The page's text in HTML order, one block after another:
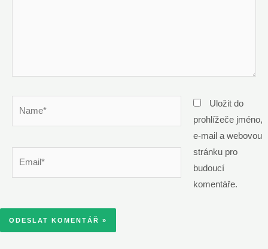
Uložit do
prohlížeče jméno,
e-mail a webovou
stránku pro
budoucí
komentáře.